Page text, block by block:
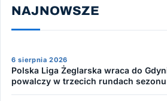
NAJNOWSZE
6 sierpnia 2026
Polska Liga Żeglarska wraca do
powalczy w trzecich rundach